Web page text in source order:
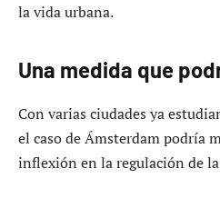
la vida urbana.
Una medida que
Con varias ciudades ya
el caso de Ámsterdam podría
inflexión en la regulación de